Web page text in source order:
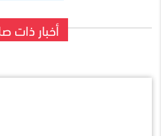
أخبار ذات